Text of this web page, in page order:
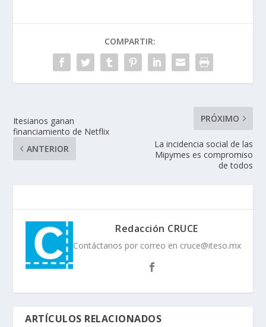
COMPARTIR:
Itesianos ganan
financiamiento de Netflix
ANTERIOR
PRÓXIMO
La incidencia social de las
Mipymes es compromiso
de todos
Redacción CRUCE
Contáctanos por correo en cruce@iteso.mx
ARTÍCULOS RELACIONADOS